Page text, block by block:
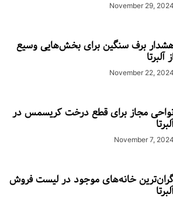
November 29, 2024
برف سنگین برای بخش‌هایی وسیع
آلبرتا
November 22, 2024
مجاز برای قطع درخت کریسمس در
November 7, 2024
خانه‌های موجود در لیست فروش